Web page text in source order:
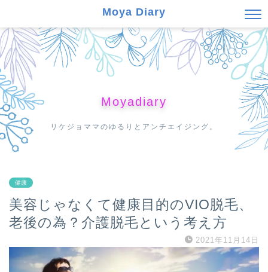
Moya Diary
Moyadiary
リケジョママのゆるりとアンチエイジング。
健康
美容じゃなくて健康目的のVIO脱毛、
老後の為？介護脱毛という考え方
2021年11月14日